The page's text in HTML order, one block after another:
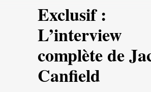
Exclusif :
L’interview
complète de
Canfield